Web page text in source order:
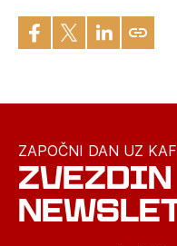
ZAPOČNI DAN UZ
ZVEZDIN